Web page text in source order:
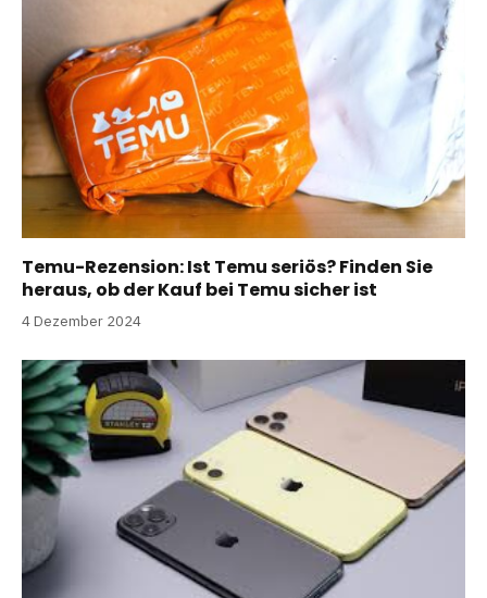
Temu-Rezension: Ist Temu seriös? Finden Sie
heraus, ob der Kauf bei Temu sicher ist
4 Dezember 2024